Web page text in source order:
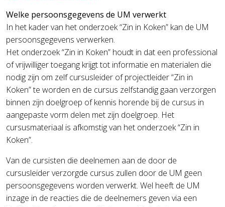
Welke persoonsgegevens de UM verwerkt
In het kader van het onderzoek “Zin in Koken” kan de UM
persoonsgegevens verwerken.
Het onderzoek “Zin in Koken” houdt in dat een professional
of vrijwilliger toegang krijgt tot informatie en materialen die
nodig zijn om zelf cursusleider of projectleider “Zin in
Koken” te worden en de cursus zelfstandig gaan verzorgen
binnen zijn doelgroep of kennis horende bij de cursus in
aangepaste vorm delen met zijn doelgroep. Het
cursusmateriaal is afkomstig van het onderzoek “Zin in
Koken”.
Van de cursisten die deelnemen aan de door de
cursusleider verzorgde cursus zullen door de UM geen
persoonsgegevens worden verwerkt. Wel heeft de UM
inzage in de reacties die de deelnemers geven via een